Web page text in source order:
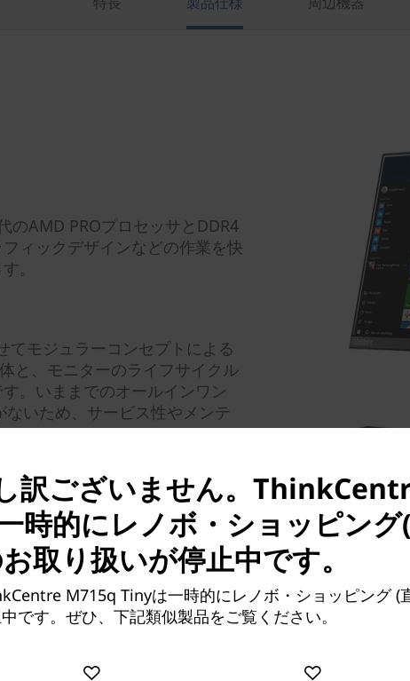
のAMD PROプロセッサとDDR4
ィックデザインなどの作業を快
。
モジュラーコンセプトによる
と、モニターのライフサイクル
。いままでのオールインワン
いため、サービス性やメンテ
信頼性と高品質を確保
訳ございません。
時的にレノボ・ショッピング
取り扱いが停止中です。
M715q Tinyは一時的にレノボ・ショッピング (
です。ぜひ、下記類似製品をご覧ください。